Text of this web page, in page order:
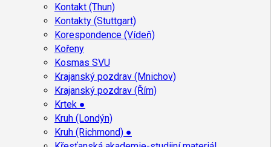
Kontakt (Thun)
Kontakty (Stuttgart)
Korespondence (Vídeň)
Kořeny
Kosmas SVU
Krajanský pozdrav (Mnichov)
Krajanský pozdrav (Řím)
Krtek ●
Kruh (Londýn)
Kruh (Richmond) ●